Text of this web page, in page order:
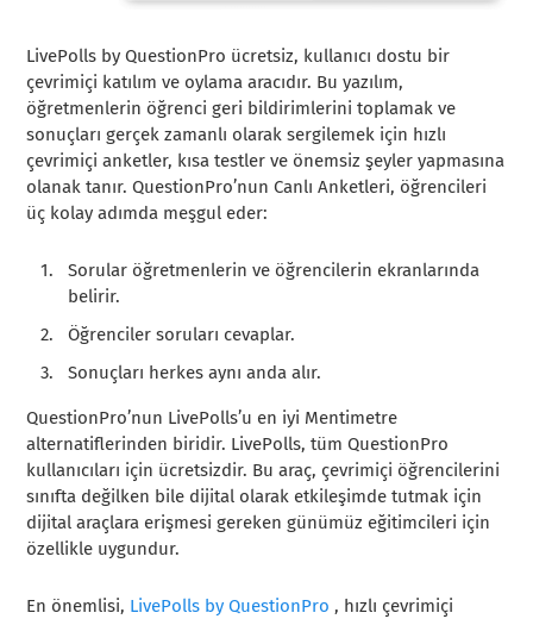
LivePolls by QuestionPro ücretsiz, kullanıcı dostu bir
çevrimiçi katılım ve oylama aracıdır. Bu yazılım,
öğretmenlerin öğrenci geri bildirimlerini toplamak ve
sonuçları gerçek zamanlı olarak sergilemek için hızlı
çevrimiçi anketler, kısa testler ve önemsiz şeyler yapmasına
olanak tanır. QuestionPro’nun Canlı Anketleri, öğrencileri
üç kolay adımda meşgul eder:
Sorular öğretmenlerin ve öğrencilerin ekranlarında
belirir.
Öğrenciler soruları cevaplar.
Sonuçları herkes aynı anda alır.
QuestionPro’nun LivePolls’u en iyi Mentimetre
alternatiflerinden biridir. LivePolls, tüm QuestionPro
kullanıcıları için ücretsizdir. Bu araç, çevrimiçi öğrencilerini
sınıfta değilken bile dijital olarak etkileşimde tutmak için
dijital araçlara erişmesi gereken günümüz eğitimcileri için
özellikle uygundur.
En önemlisi, LivePolls by QuestionPro , hızlı çevrimiçi